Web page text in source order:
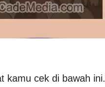
kamu cek di bawah ini.